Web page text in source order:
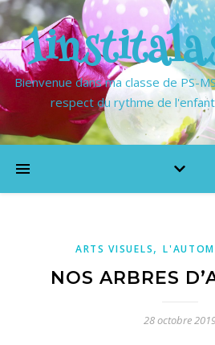
Bienvenue dans ma classe de PS-
respect du rythme de
ARTS VISUELS,
NOS ARBRES
28 octobre